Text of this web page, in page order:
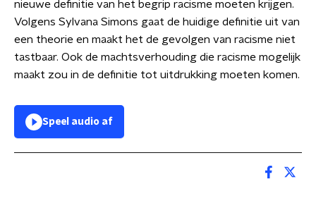
nieuwe definitie van het begrip racisme moeten krijgen.
Volgens Sylvana Simons gaat de huidige definitie uit van
een theorie en maakt het de gevolgen van racisme niet
tastbaar. Ook de machtsverhouding die racisme mogelijk
maakt zou in de definitie tot uitdrukking moeten komen.
Speel audio af